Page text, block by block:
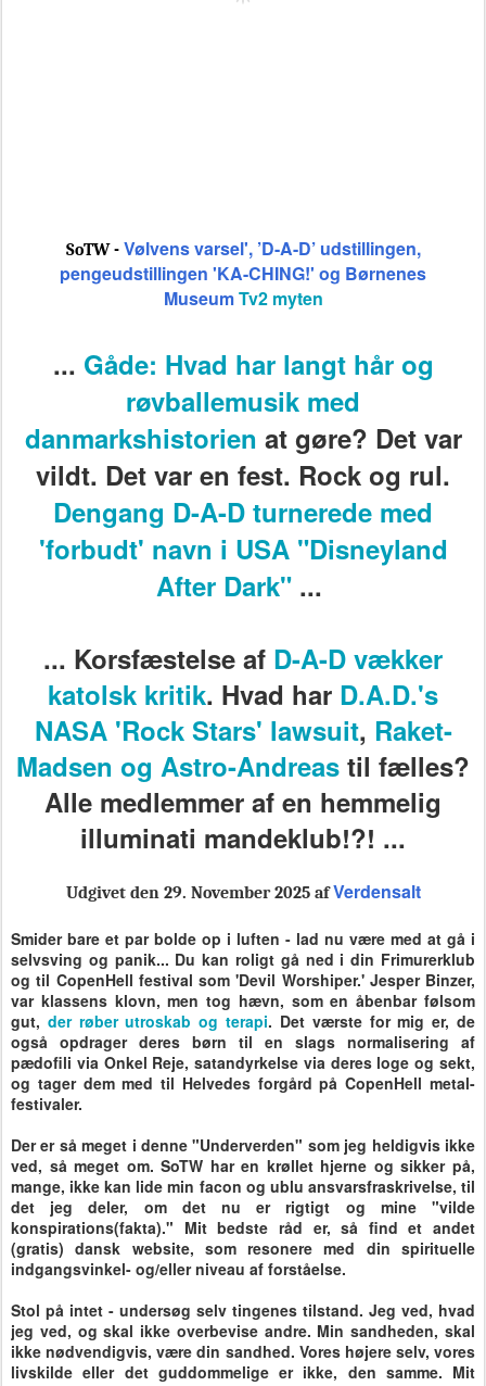
SoTW - Vølvens varsel', ’D-A-D’ udstillingen,
pengeudstillingen 'KA-CHING!' og Børnenes
MuseumTv2 myten
... Gåde: Hvad har langt hår og
røvballemusik med
danmarkshistorien at gøre? Det var
vildt. Det var en fest. Rock og rul.
Dengang D-A-D turnerede med
'forbudt' navn i USA "Disneyland
After Dark" ...
... Korsfæstelse af D-A-D vækker
katolsk kritik. Hvad har D.A.D.'s
NASA 'Rock Stars' lawsuit, Raket-
Madsen og Astro-Andreas til fælles?
Alle medlemmer af en hemmelig
illuminati mandeklub!?! ...
Udgivet den 29. November 2025 afVerdensalt
Smider bare et par bolde op i luften - lad nu være med at gå i
selvsving og panik... Du kan roligt gå ned i din Frimurerklub
og til CopenHell festival som 'Devil Worshiper.' Jesper Binzer,
var klassens klovn, men tog hævn, som en åbenbar følsom
gut, der røber utroskab og terapi. Det værste for mig er, de
også opdrager deres børn til en slags normalisering af
pædofili via Onkel Reje, satandyrkelse via deres loge og sekt,
og tager dem med til Helvedes forgård på CopenHell metal-
festivaler.
Der er så meget i denne "Underverden" som jeg heldigvis ikke
ved, så meget om. SoTW har en krøllet hjerne og sikker på,
mange, ikke kan lide min facon og ublu ansvarsfraskrivelse, til
det jeg deler, om det nu er rigtigt og mine "vilde
konspirations(fakta)." Mit bedste råd er, så find et andet
(gratis) dansk website, som resonere med din spirituelle
indgangsvinkel- og/eller niveau af forståelse.
Stol på intet - undersøg selv tingenes tilstand. Jeg ved, hvad
jeg ved, og skal ikke overbevise andre. Min sandheden, skal
ikke nødvendigvis, være din sandhed. Vores højere selv, vores
livskilde eller det guddommelige er ikke, den samme. Mit